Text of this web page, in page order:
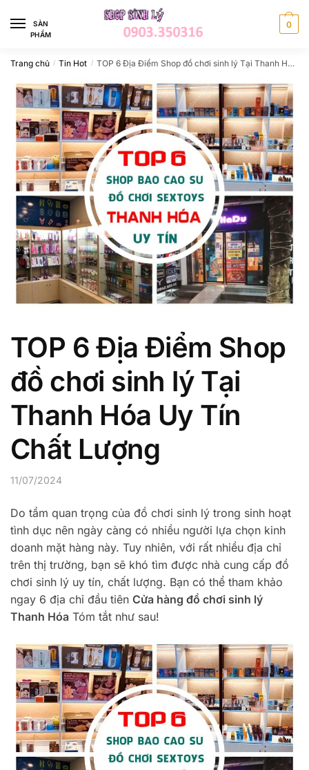
navigation
content
SÀN
PHẨM
0
Trang chủ / Tin Hot / TOP 6 Địa Điểm Shop đồ chơi sinh lý Tại Thanh Hóa Uy Tín Chất Lượng
TOP 6 Địa Điểm Shop
đồ chơi sinh lý Tại
Thanh Hóa Uy Tín
Chất Lượng
11/07/2024
Do tầm quan trọng của đồ chơi sinh lý trong sinh hoạt
tình dục nên ngày càng có nhiều người lựa chọn kinh
doanh mặt hàng này. Tuy nhiên, với rất nhiều địa chỉ
trên thị trường, bạn sẽ khó tìm được nhà cung cấp đồ
chơi sinh lý uy tín, chất lượng. Bạn có thể tham khảo
ngay 6 địa chỉ đầu tiên Cửa hàng đồ chơi sinh lý
Thanh Hóa Tóm tắt như sau!